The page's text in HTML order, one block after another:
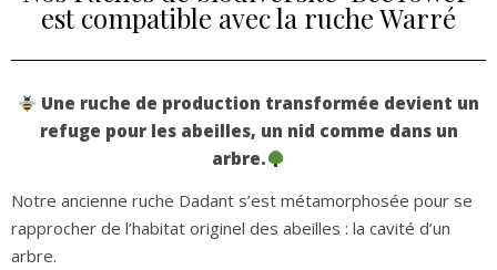
est compatible avec la ruche Warré
Une ruche de production transformée devient un
refuge pour les abeilles, un nid comme dans un
arbre.
Notre ancienne ruche Dadant s’est métamorphosée pour se
rapprocher de l’habitat originel des abeilles : la cavité d’un
arbre.